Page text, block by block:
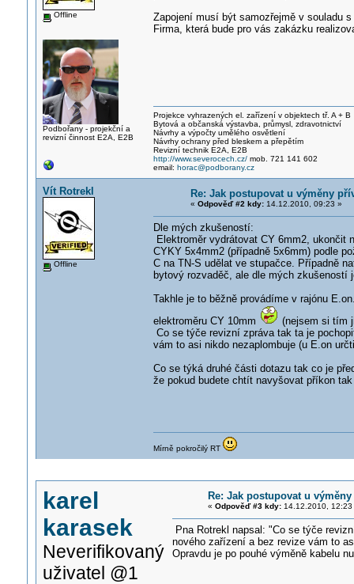
Offline
Podbořany - projekční a
revizní činnost E2A, E2B
Zapojení musí být samozřejmě v souladu
Firma, která bude pro vás zakázku
Projekce vyhrazených el. zařízení v objektech tř. A + B
Bytová a občanská výstavba, průmysl, zdravotnictví
Návrhy a výpočty umělého osvětlení
Návrhy ochrany před bleskem a přepětím
Revizní technik E2A, E2B
http://www.severocech.cz/mob. 721 141 602
email: horac@podborany.cz
Vít Rotrekl
Offline
Re: Jak postupovat u výměny
« Odpověď #2 kdy:14.12.2010, 09:23 »
Dle mých zkušeností:
Elektroměr vydrátovat CY 6mm2, ukončit
CYKY 5x4mm2 (případně 5x6mm) podle
C na TN-S udělat ve stupačce. Případně
bytový rozvaděč, ale dle mých zkušeností
Takhle je to běžně provádíme v rajónu
elektroměru CY 10mm
(nejsem si tím
Co se týče revizní zpráva tak ta je
vám to asi nikdo nezaplombuje (u E.on
Co se týká druhé části dotazu tak co je
že pokud budete chtít navyšovat příkon
Mírně pokročilý RT
karel
karasek
Neverifikovaný
uživatel @1
Re: Jak postupovat u
« Odpověď #3 kdy:14.12.2010, 12:23
Pna Rotrekl napsal: "Co se týče
nového zařízení a bez revize vám to
Opravdu je po pouhé výměně kabelu